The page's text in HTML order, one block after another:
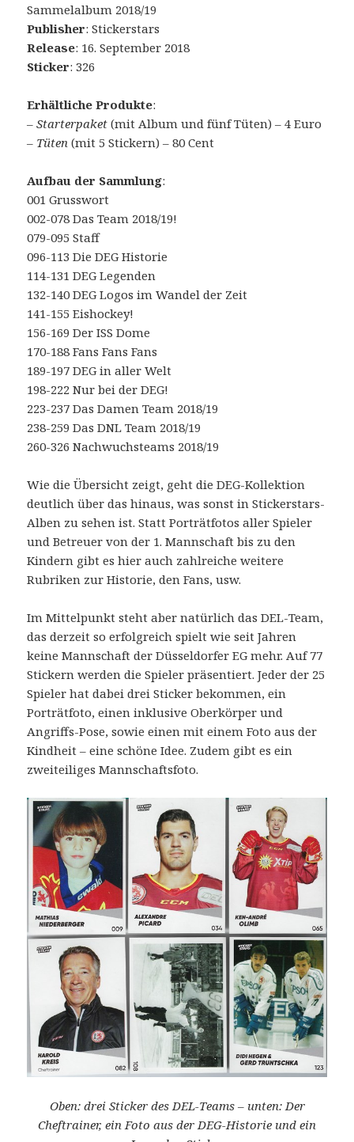
Sammelalbum 2018/19
Publisher: Stickerstars
Release: 16. September 2018
Sticker: 326
Erhältliche Produkte:
–Starterpaket (mit Album und fünf Tüten) – 4 Euro
– Tüten (mit 5 Stickern) – 80 Cent
Aufbau der Sammlung:
001 Grusswort
002-078 Das Team 2018/19!
079-095 Staff
096-113 Die DEG Historie
114-131 DEG Legenden
132-140 DEG Logos im Wandel der Zeit
141-155 Eishockey!
156-169 Der ISS Dome
170-188 Fans Fans Fans
189-197 DEG in aller Welt
198-222 Nur bei der DEG!
223-237 Das Damen Team 2018/19
238-259 Das DNL Team 2018/19
260-326 Nachwuchsteams 2018/19
Wie die Übersicht zeigt, geht die DEG-Kollektion
deutlich über das hinaus, was sonst in Stickerstars-
Alben zu sehen ist. Statt Porträtfotos aller Spieler
und Betreuer von der 1. Mannschaft bis zu den
Kindern gibt es hier auch zahlreiche weitere
Rubriken zur Historie, den Fans, usw.
Im Mittelpunkt steht aber natürlich das DEL-Team,
das derzeit so erfolgreich spielt wie seit Jahren
keine Mannschaft der Düsseldorfer EG mehr. Auf 77
Stickern werden die Spieler präsentiert. Jeder der 25
Spieler hat dabei drei Sticker bekommen, ein
Porträtfoto, einen inklusive Oberkörper und
Angriffs-Pose, sowie einen mit einem Foto aus der
Kindheit – eine schöne Idee. Zudem gibt es ein
zweiteiliges Mannschaftsfoto.
Oben: drei Sticker des DEL-Teams – unten: Der
Cheftrainer, ein Foto aus der DEG-Historie und ein